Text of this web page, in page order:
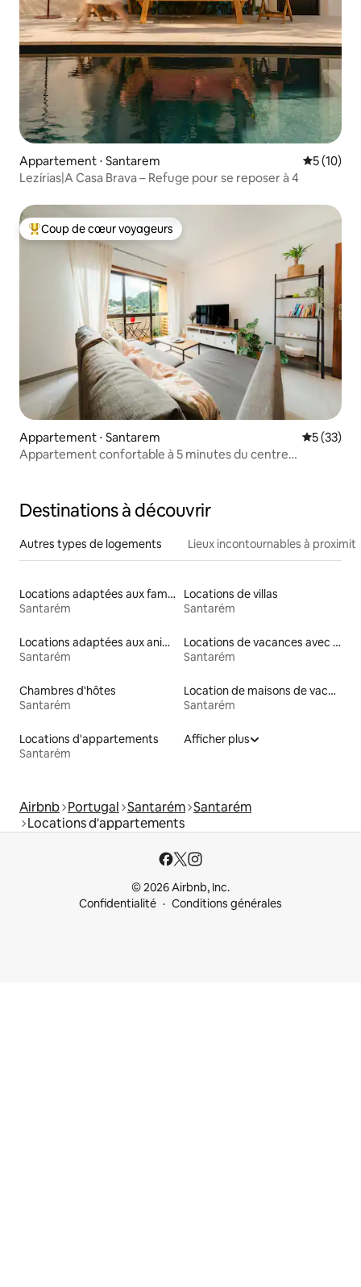
Appartement ⋅ Santarem
5 (10)
Lezírias|A Casa Brava – Refuge pour se reposer à 4
Coups de cœur voyageurs les plus appréciés
Coup de cœur voyageurs
Appartement ⋅ Santarem
5 (33)
Appartement confortable à 5 minutes du centre
Destinations à découvrir
Autres types de logements Lieux incontournables à
Locations adaptées aux familles
Santarém
Locations de villas
Santarém
Locations adaptées aux animaux
Santarém
Locations de vacances avec piscine
Santarém
Chambres d'hôtes
Santarém
Location de maisons de vacances
Santarém
Locations d'appartements
Santarém
Afficher plus
Airbnb Portugal Santarém Santarém
Locations d'appartements
© 2026 Airbnb, Inc.
Confidentialité
Conditions générales